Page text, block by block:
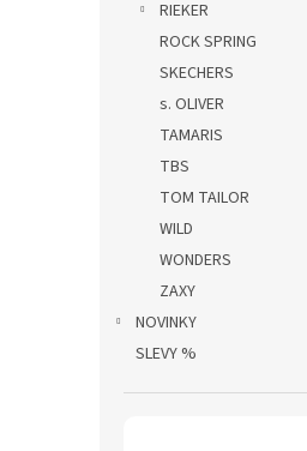
RIEKER
ROCK SPRING
SKECHERS
s. OLIVER
TAMARIS
TBS
TOM TAILOR
WILD
WONDERS
ZAXY
NOVINKY
SLEVY %